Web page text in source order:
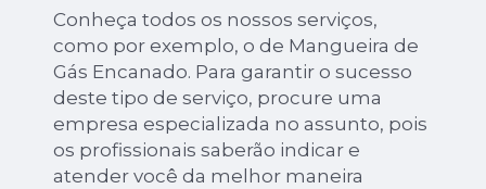
Conheça todos os nossos serviços,
como por exemplo, o de Mangueira de
Gás Encanado. Para garantir o sucesso
deste tipo de serviço, procure uma
empresa especializada no assunto, pois
os profissionais saberão indicar e
atender você da melhor maneira